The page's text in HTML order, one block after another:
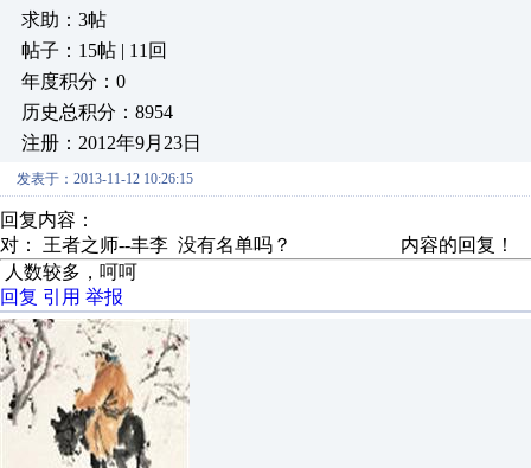
求助：3帖
帖子：15帖 | 11回
年度积分：0
历史总积分：8954
注册：2012年9月23日
发表于：2013-11-12 10:26:15
回复内容：
对： 王者之师--丰李 没有名单吗？ 内容的回复！
人数较多，呵呵
回复 引用 举报